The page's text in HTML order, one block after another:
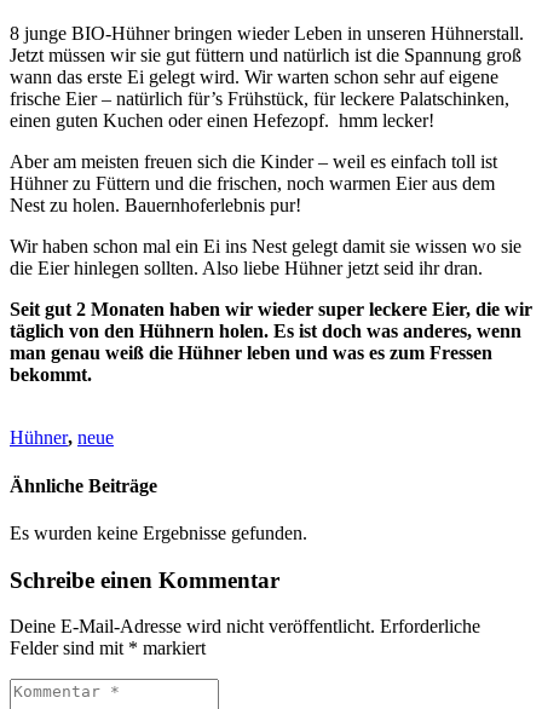
8 junge BIO-Hühner bringen wieder Leben in unseren Hühnerstall.
Jetzt müssen wir sie gut füttern und natürlich ist die Spannung groß
wann das erste Ei gelegt wird. Wir warten schon sehr auf eigene
frische Eier – natürlich für’s Frühstück, für leckere Palatschinken,
einen guten Kuchen oder einen Hefezopf. hmm lecker!
Aber am meisten freuen sich die Kinder – weil es einfach toll ist
Hühner zu Füttern und die frischen, noch warmen Eier aus dem
Nest zu holen. Bauernhoferlebnis pur!
Wir haben schon mal ein Ei ins Nest gelegt damit sie wissen wo sie
die Eier hinlegen sollten. Also liebe Hühner jetzt seid ihr dran.
Seit gut 2 Monaten haben wir wieder super leckere Eier, die wir
täglich von den Hühnern holen. Es ist doch was anderes, wenn
man genau weiß die Hühner leben und was es zum Fressen
bekommt.
Hühner, neue
Ähnliche Beiträge
Es wurden keine Ergebnisse gefunden.
Schreibe einen Kommentar
Deine E-Mail-Adresse wird nicht veröffentlicht. Erforderliche
Felder sind mit * markiert